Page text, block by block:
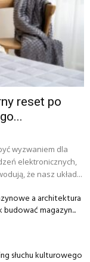
reset po
wyzwaniem dla
elektronicznych,
że nasz układ...
a architektura
magazyn...
słuchu kulturowego